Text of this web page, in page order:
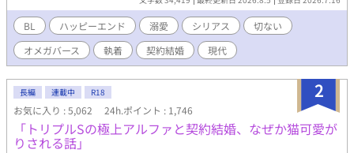
初めて与えられた「居場所」だった。 献身的に尽くす侑季に、氷
のような遼一朗の心も少しずつ溶かされていく。しかし、ある
夜、遼一朗の強すぎるフェロモンにあてられて、侑季の身体は予
定外の発情期（ヒート）を起こしてしまう。 理性を失った遼一朗
によって刻まれる、消えない「番の証」。 それは、二人が交わし
た契約を、後戻りできないほどに壊してしまうものだった。 自分
のせいで完璧な人生を汚してしまったと自分を責め続ける侑季
と、己の独占欲に戸惑いながらも止まらない遼一朗。すれ違いな
がらも惹かれ合う二人が辿り着く先は――。 契約から始まった、
不器用で一途な運命の恋。
BL ハッピーエンド 溺愛 シリアス
切ない
オメガバース
執着 契約結婚 現代
2
長編 連載中 R18
お気に入り : 5,062 24h.ポイント : 1,746
「トリプルSの極上アルファと契約結婚、なぜか猫可愛が
りされる話」